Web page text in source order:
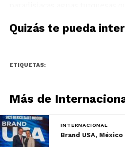
clima perfecto.
Quizás te pueda
ETIQUETAS:
Más de
INTERNACIONAL
Brand USA,